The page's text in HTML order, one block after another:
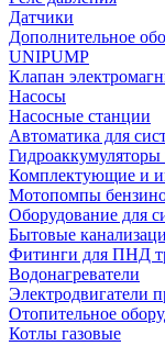
Датчики
Дополнительное
UNIPUMP
Клапан
Насосы
Насосные станции
Автоматика для
Комплектующие и
Мотопомпы
Оборудование для
Бытовые
Фитинги для ПНД
Водонагреватели
Электродвигатели
Отопительное
Котлы газовые